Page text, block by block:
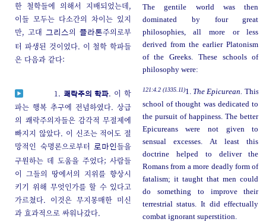
한 철학들에 의해서 지배되었는데,
이들 모두는 다소간의 차이는 있지
만, 고대 그리스의플라톤주의로부
터 파생된 것이었다. 이 철학 학파들
은 다음과 같다:
The gentile world was then
dominated by four great
philosophies, all more or less
derived from the earlier Platonism
of the Greeks. These schools of
philosophy were:
1.쾌락주의 학파. 이 학
파는 행복 추구에 전념하였다. 상급
의 쾌락주의자들은 감각적 무절제에
빠지지 않았다. 이 신조는 적어도 절
망적인 숙명론으로부터
로마인들을
구원하는 데 도움을 주었다; 사람들
이 그들의 땅에서의 지위를 향상시
키기 위해 무엇인가를 할 수 있다고
가르쳤다. 이것은 무지몽매한 미신
과 효과적으로 싸워나갔다.
121:4.2 (1335.11)1. The Epicurean. This
school of thought was dedicated to
the pursuit of happiness. The better
Epicureans were not given to
sensual excesses. At least this
doctrine helped to deliver the
Romans from a more deadly form of
fatalism; it taught that men could
do something to improve their
terrestrial status. It did effectually
combat ignorant superstition.